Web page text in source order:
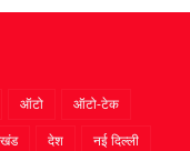
ऑटो
ऑटो-टेक
देश
नई दिल्ली